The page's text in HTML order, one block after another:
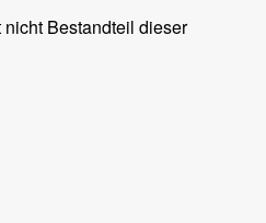
Bestandteil dieser